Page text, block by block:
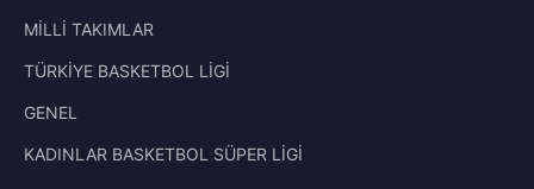
MİLLİ TAKIMLAR
TÜRKİYE BASKETBOL LİGİ
GENEL
KADINLAR BASKETBOL SÜPER LİGİ